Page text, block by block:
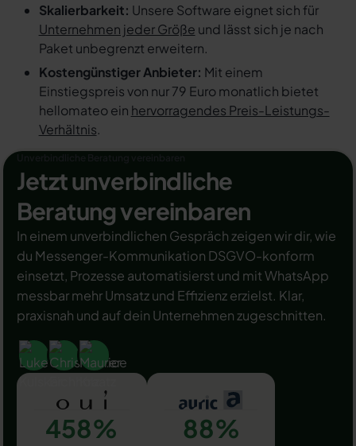
Skalierbarkeit: Unsere Software eignet sich für
Unternehmen jeder Größe und lässt sich je nach
Paket unbegrenzt erweitern.
Kostengünstiger Anbieter: Mit einem
Einstiegspreis von nur 79 Euro monatlich bietet
hellomateo ein hervorragendes Preis-Leistungs-
Verhältnis.
Jetzt unverbindliche
Beratung vereinbaren
In einem unverbindlichen Gespräch zeigen wir dir, wie
du Messenger-Kommunikation DSGVO-konform
einsetzt, Prozesse automatisierst und mit WhatsApp
messbar mehr Umsatz und Effizienz erzielst. Klar,
praxisnah und auf dein Unternehmen zugeschnitten.
458% 88%